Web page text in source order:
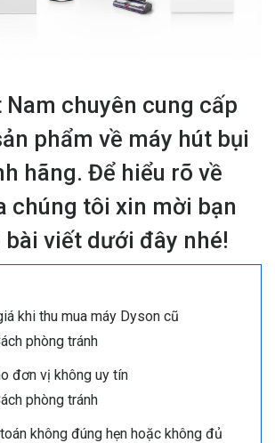
Nam chuyên cung cấp
phẩm về máy hút bụi
hãng. Để hiểu rõ về
chúng tôi xin mời bạn
viết dưới đây nhé!
khi thu mua máy Dyson cũ
phòng tránh
đơn vị không uy tín
phòng tránh
không đúng hẹn hoặc không đủ